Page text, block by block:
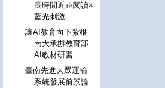
長時間近距閱讀×
藍光刺激
讓AI教育向下紮根
南大承辦教育部
AI教材研習
臺南先進大眾運輸
系統發展前景論